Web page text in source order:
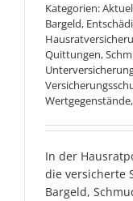
Kategorien:
Bargeld,
Quittungen,
Wertgegenstände,
In der
die versicherte
Bargeld,